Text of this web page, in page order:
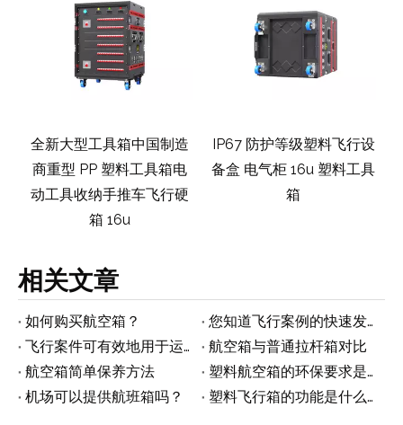
制造
箱电
行硬
IP67 防护等级塑料飞行设
备盒 电气柜 16u 塑料工具
箱
Simple Flight 军用硬塑壳
防水防尘保护套12u
相关文章
如何购买航空箱？
您知道飞行案例的快速发展趋势吗？
飞行案件可有效地用于运输的秘诀
航空箱与普通拉杆箱对比
航空箱简单保养方法
塑料航空箱的环保要求是什么
机场可以提供航班箱吗？
塑料飞行箱的功能是什么？